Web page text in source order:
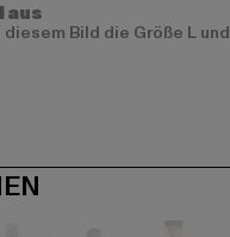
aus
Bild die Größe L und